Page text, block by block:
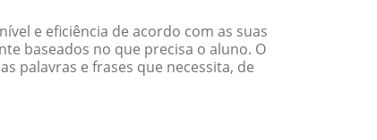
e eficiência de acordo com as suas
baseados no que precisa o aluno. O
palavras e frases que necessita, de